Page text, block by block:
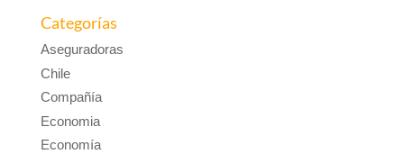
Categorías
Aseguradoras
Chile
Compañía
Economia
Economía